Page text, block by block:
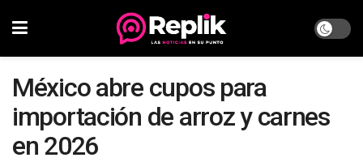
México abre cupos para
importación de arroz y carnes
en 2026